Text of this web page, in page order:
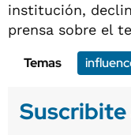
institución,
prensa sobre el
Temas